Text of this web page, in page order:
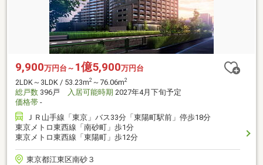
9,900万円台～ 1億5,900万円台
2LDK～3LDK / 53.23m2 ～76.06m2
総戸数 396戸 入居可能時期 2027年4月下旬予定
価格帯 -
ＪＲ山手線「東京」バス33分「東陽町駅前」停歩18分
東京メトロ東西線「南砂町」歩1分
東京メトロ東西線「東陽町」歩12分
東京都江東区南砂３